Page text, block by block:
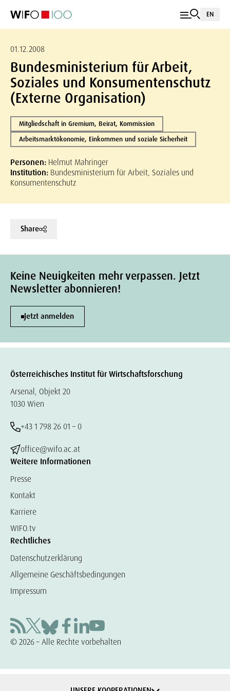
EN
01.12.2008
Bundesministerium für Arbeit,
Soziales und Konsumentenschutz
(Externe Organisation)
Mitgliedschaft in Gremium, Beirat, Kommission
Arbeitsmarktökonomie, Einkommen und soziale Sicherheit
Personen: Helmut Mahringer
Institution: Bundesministerium für Arbeit, Soziales und
Konsumentenschutz
Share
Keine Neuigkeiten mehr verpassen. Jetzt
Newsletter abonnieren!
Jetzt anmelden
Österreichisches Institut für Wirtschaftsforschung
Arsenal, Objekt 20
1030 Wien
+43 1 798 26 01 – 0
office@wifo.ac.at
Weitere Informationen
Presse
Kontakt
Karriere
WIFO.tv
Rechtliches
Datenschutzerklärung
Allgemeine Geschäftsbedingungen
Impressum
© 2026 – Alle Rechte vorbehalten